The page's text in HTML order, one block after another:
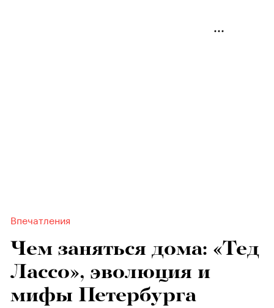
Впечатления
Чем заняться дома: «Тед
Лассо», эволюция и
мифы Петербурга